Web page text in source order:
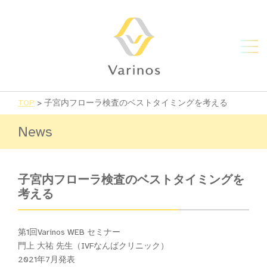
TOP > 子宮内フローラ検査のベストタイミングを考える
News
子宮内フローラ検査のベストタイミングを
考える
第1回Varinos WEB セミナー
門上 大祐 先生（IVFなんばクリニック）
2021年7月発表